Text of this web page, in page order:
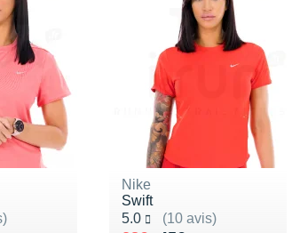
Nike
Swift
5.0
(10 avis)
Noté 5.0 sur 5